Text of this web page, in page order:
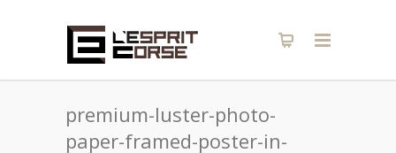
premium-luster-photo-
paper-framed-poster-in-